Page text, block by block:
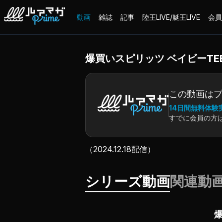
動画 雑誌 記事 陸王LIVE/艇王LIVE 会
爆買いスピリッツ ベイビー
この動画は
14日間無料体験
すでに会員の方
（2024.12.18配信）
シリーズ動画関連動